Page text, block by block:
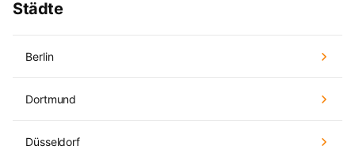
Städte
Berlin
Dortmund
Düsseldorf